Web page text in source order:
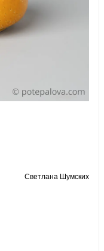
Светлана Шумских